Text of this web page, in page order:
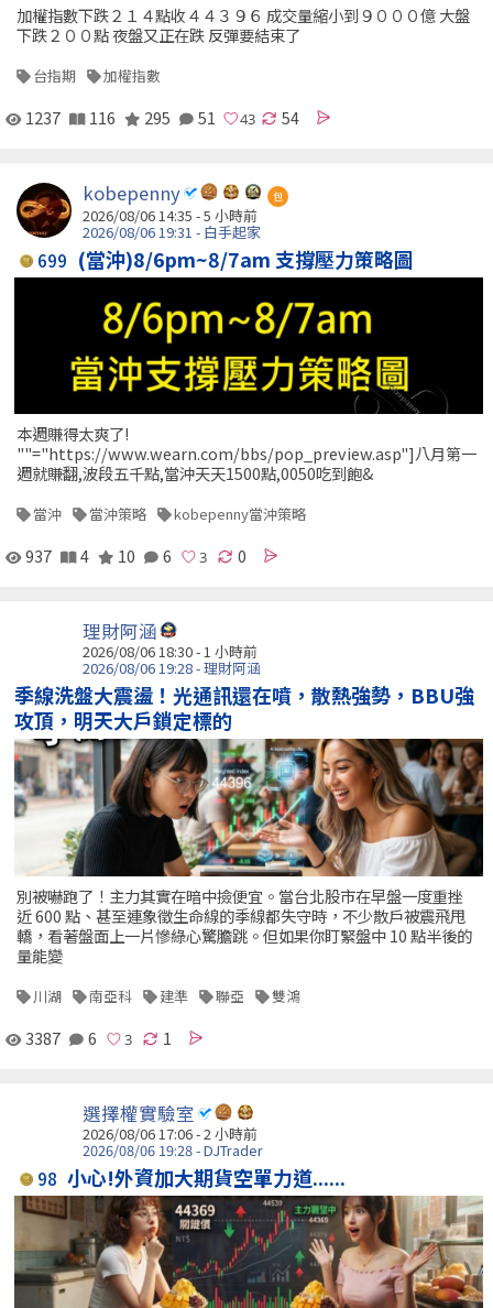
加權指數下跌２１４點收４４３９６ 成交量縮小到９０００億 大盤
下跌２００點 夜盤又正在跌 反彈要結束了
台指期 加權指數
1237 116 295 51 54
kobepenny 包
2026/08/06 14:35 -5 小時前
2026/08/06 19:31 - 白手起家
699 (當沖)8/6pm~8/7am 支撐壓力策略圖
本週賺得太爽了!
""="https://www.wearn.com/bbs/pop_preview.asp"]八月第一
週就賺翻,波段五千點,當沖天天1500點,0050吃到飽&
當沖 當沖策略 kobepenny當沖策略
937 4 10 6 0
理財阿涵
2026/08/06 18:30 -1 小時前
2026/08/06 19:28 - 理財阿涵
季線洗盤大震盪！光通訊還在噴，散熱強勢，BBU強
攻頂，明天大戶鎖定標的
別被嚇跑了！主力其實在暗中撿便宜。當台北股市在早盤一度重挫
近 600 點、甚至連象徵生命線的季線都失守時，不少散戶被震飛甩
轎，看著盤面上一片慘綠心驚膽跳。但如果你盯緊盤中 10 點半後的
量能變
川湖 南亞科 建準 聯亞 雙鴻
3387 6 1
選擇權實驗室
2026/08/06 17:06 -2 小時前
2026/08/06 19:28 - DJTrader
98 小心!外資加大期貨空單力道......